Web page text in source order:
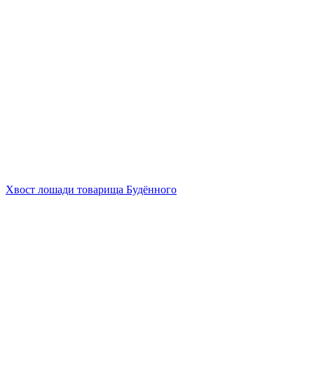
Хвост лошади товарища Будённого